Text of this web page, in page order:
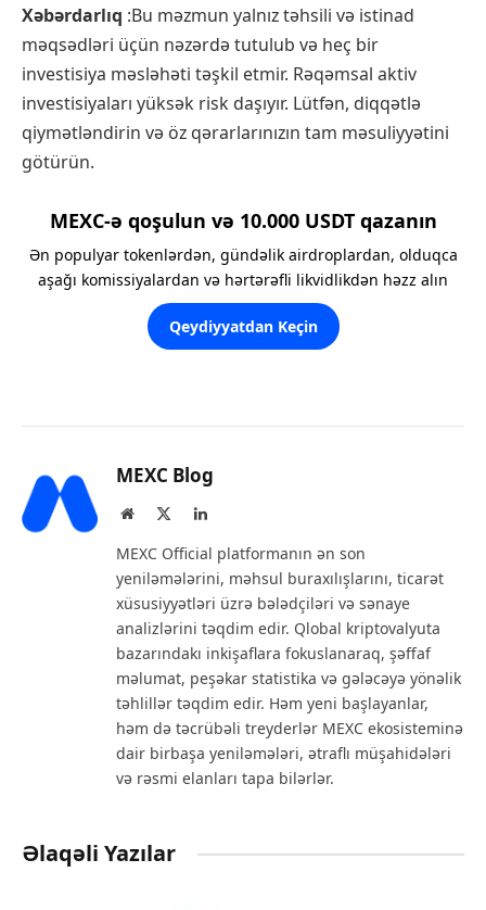
Xəbərdarlıq :Bu məzmun yalnız təhsili və istinad
məqsədləri üçün nəzərdə tutulub və heç bir
investisiya məsləhəti təşkil etmir. Rəqəmsal aktiv
investisiyaları yüksək risk daşıyır. Lütfən, diqqətlə
qiymətləndirin və öz qərarlarınızın tam məsuliyyətini
götürün.
MEXC-ə qoşulun və 10.000 USDT qazanın
Ən populyar tokenlərdən, gündəlik airdroplardan, olduqca
aşağı komissiyalardan və hərtərəfli likvidlikdən həzz alın
Qeydiyyatdan Keçin
MEXC Blog
Website LinkedIn
MEXC Official platformanın ən son
yeniləmələrini, məhsul buraxılışlarını, ticarət
xüsusiyyətləri üzrə bələdçiləri və sənaye
analizlərini təqdim edir. Qlobal kriptovalyuta
bazarındakı inkişaflara fokuslanaraq, şəffaf
məlumat, peşəkar statistika və gələcəyə yönəlik
təhlillər təqdim edir. Həm yeni başlayanlar,
həm də təcrübəli treyderlər MEXC ekosisteminə
dair birbaşa yeniləmələri, ətraflı müşahidələri
və rəsmi elanları tapa bilərlər.
Əlaqəli Yazılar